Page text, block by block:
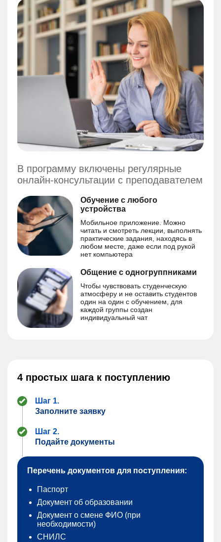
В программу включены регулярные
онлайн-консультации с преподавателем
Обучение с любого
устройства
Мобильное приложение. Можно
читать и смотреть лекции, выполнять
практические задания, находясь в
любом месте, даже если под рукой
нет компьютера
Общение с одногруппниками
Чтобы чувствовать студенческую
атмосферу и не оставить студентов
один на один с обучением, для
каждой группы создан
индивидуальный чат
4 простых шага к поступлению
Шаг 1.
Заполните заявку
Шаг 2.
Подайте документы
Перечень документов для поступления:
Паспорт
Документ об образовании
Документ о смене ФИО (при
необходимости)
СНИЛС